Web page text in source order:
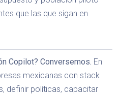
que las que sigan en
Copilot? Conversemos. En
mexicanas con stack
definir políticas, capacitar